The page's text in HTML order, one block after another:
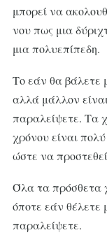
μπορεί να
νου πως μια
μια πολυεπίπεδη.
Το εάν θα βάλετε
αλλά μάλλον
παραλείψετε. Τα
χρόνου είναι
ώστε να
Όλα τα πρόσθετα
όποτε εάν θέλετε
παραλείψετε.